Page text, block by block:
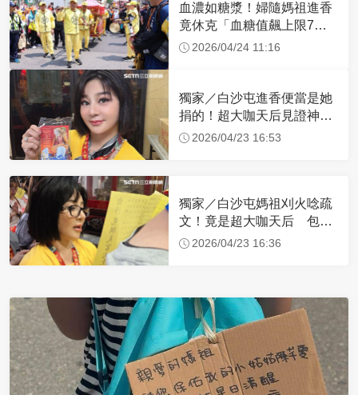
血濃如糖漿！婦隨媽祖進香
竟休克「血糖值飆上限7
倍」 醫曝原因
2026/04/24 11:16
獨家／白沙屯進香便當是她
捐的！超大咖天后見證神
蹟 一靠近媽祖就爆哭
2026/04/23 16:53
獨家／白沙屯媽祖刈火唸疏
文！竟是超大咖天后 包尿
布忍尿5小時不喊累
2026/04/23 16:36